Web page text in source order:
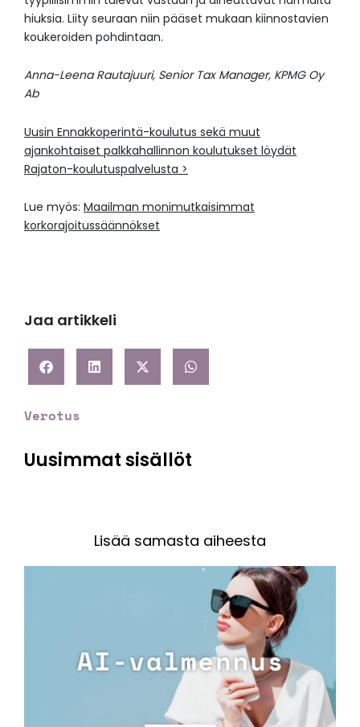
hiuksia. Liity seuraan niin pääset mukaan kiinnostavien
koukeroiden pohdintaan.
Anna-Leena Rautajuuri, Senior Tax Manager, KPMG Oy
Ab
Uusin Ennakkoperintä-koulutus sekä muut
ajankohtaiset palkkahallinnon koulutukset löydät
Rajaton-koulutuspalvelusta >
Lue myös: Maailman monimutkaisimmat
korkorajoitussäännökset
Jaa artikkeli
Verotus
Uusimmat sisällöt
Lisää samasta aiheesta